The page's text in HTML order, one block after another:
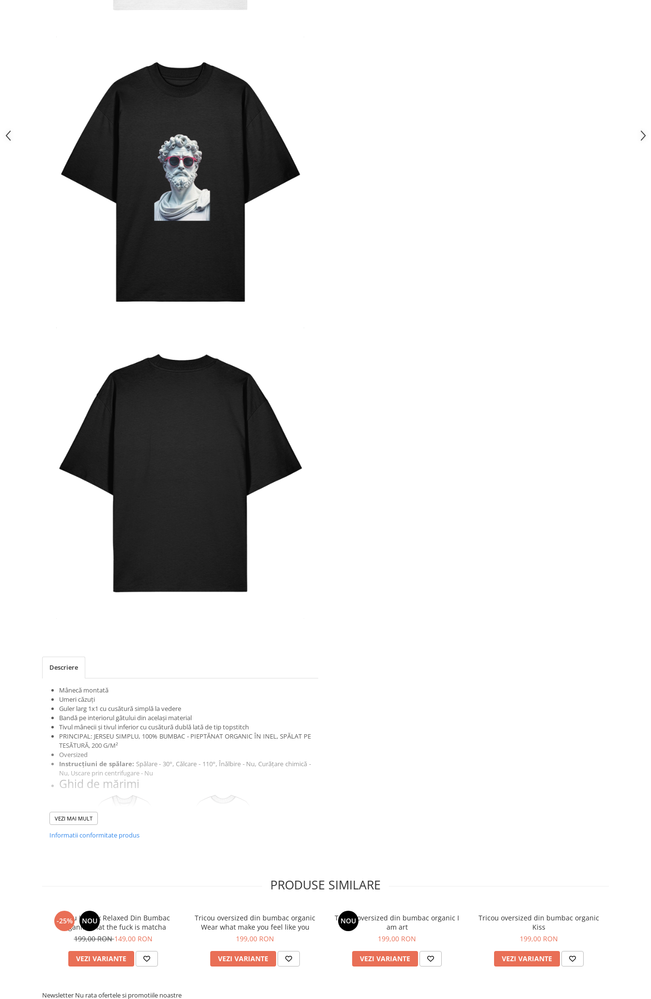
Descriere
Mânecă montată
Umeri căzuți
Guler larg 1x1 cu cusătură simplă la vedere
Bandă pe interiorul gâtului din același material
Tivul mânecii și tivul inferior cu cusătură dublă lată de tip topstitch
PRINCIPAL: JERSEU SIMPLU, 100% BUMBAC - PIEPTĂNAT ORGANIC ÎN INEL, SPĂLAT PE
TESĂTURĂ, 200 G/M²
Oversized
Instrucțiuni de spălare: Spălare - 30°, Călcare - 110°, Înălbire - Nu, Curățare chimică -
Nu, Uscare prin centrifugare - Nu
Ghid de mărimi
Tabelul de mărimi este furnizat de producător.
SUGESTIE! Măsurați unul dintre tricourile preferate de acasă și comparați
dimensiunile cu cele din tabel.
A - lățimea pieptului măsurată la 2,5 cm sub axilă, B - lungimea tricoului, C - lungimea
mânecii
A
59 61 63 67 70
VEZI MAI MULT
Informatii conformitate produs
PRODUSE SIMILARE
-25% NOU
Tricou Unisex Relaxed Din Bumbac
Organic What the fuck is matcha
199,00 RON149,00 RON
VEZI VARIANTE
Tricou oversized din bumbac organic
Wear what make you feel like you
199,00 RON
VEZI VARIANTE
NOU
Tricou oversized din bumbac organic I
am art
199,00 RON
VEZI VARIANTE
Tricou oversized din bumbac organic
Kiss
199,00 RON
VEZI VARIANTE
Newsletter Nu rata ofertele si promotiile noastre